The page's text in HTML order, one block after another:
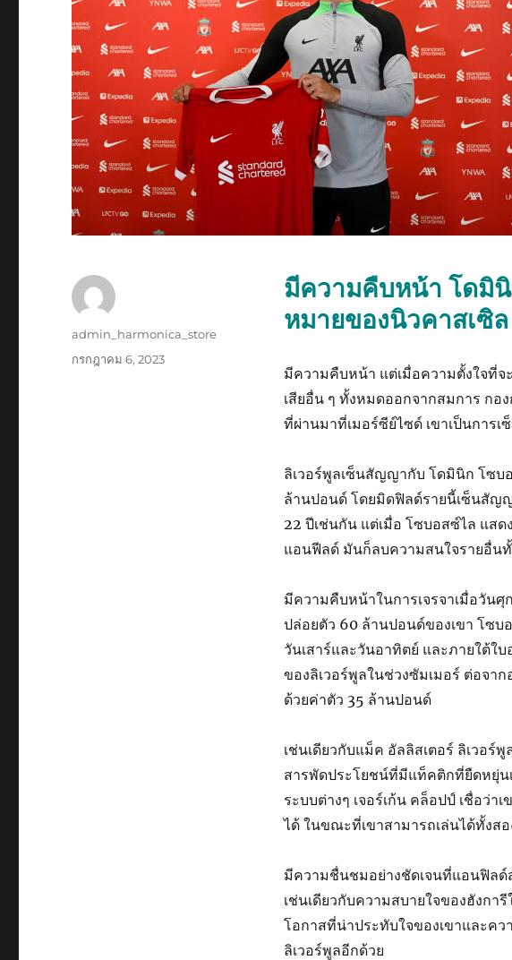
มีความคืบหน้า โดมินิ
หมายของนิวคาสเซิล
มีความคืบหน้า แต่เมื่อความตั้งใจที่จ
เสียอื่น ๆ ทั้งหมดออกจากสมการ กอ
ที่ผ่านมาที่เมอร์ซีย์ไซด์ เขาเป็นการ
ลิเวอร์พูลเซ็นสัญญากับ โดมินิก โซบ
ล้านปอนด์ โดยมิดฟิลด์รายนี้เซ็นสัญ
22 ปีเช่นกัน แต่เมื่อ โซบอสซ์ไล แสด
แอนฟีลด์ มันก็ลบความสนใจรายอื่น
มีความคืบหน้าในการเจรจาเมื่อวันศุ
ปล่อยตัว 60 ล้านปอนด์ของเขา โซบ
วันเสาร์และวันอาทิตย์ และภายใต้ใ
ของลิเวอร์พูลในช่วงซัมเมอร์ ต่อจา
ด้วยค่าตัว 35 ล้านปอนด์
เช่นเดียวกับแม็ค อัลลิสเตอร์ ลิเวอร์
สารพัดประโยชน์ที่มีแท็คติกที่ยืดหยุ่น
ระบบต่างๆ เจอร์เก้น คล็อปป์ เชื่อว่า
ได้ ในขณะที่เขาสามารถเล่นได้ทั้งส
มีความชื่นชมอย่างชัดเจนที่แอนฟิล
เช่นเดียวกับความสบายใจของฮังกา
โอกาสที่น่าประทับใจของเขาและค
ลิเวอร์พูลอีกด้วย
ผู้
admin_harmonica_store
เขียน
กรกฎาคม 6, 2023